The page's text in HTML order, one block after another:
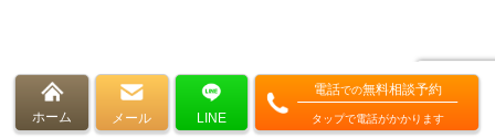
ホーム メール LINE
電話での無料相談予約
タップで電話がかかります